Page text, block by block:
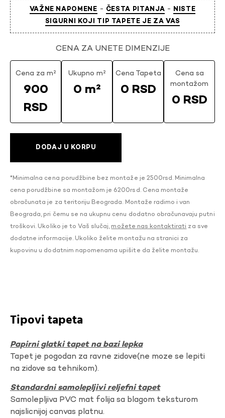
VAŽNE NAPOMENE - ČESTA PITANJA - NISTE
SIGURNI KOJI TIP TAPETE JE ZA VAS
CENA ZA UNETE DIMENZIJE
Cena za m²
900
RSD
Ukupno m²
0 m²
Cena Tapeta
0 RSD
Cena sa
montažom
0 RSD
DODAJ U KORPU
*Minimalna cena porudžbine bez montaže je 2500rsd. Minimalna
cena porudžbine sa montažom je 6200rsd. Cena montaže
obračunata je za teritoriju Beograda. Montaže radimo i van
Beograda, pri čemu se na ukupnu cenu dodatno obračunavaju putni
troškovi. Ukoliko je to Vaš slučaj, možete nas kontaktirati za sve
dodatne informacije. Ukoliko želite montažu na stranici za
kupovinu u dodatnim napomenama upišite da želite montažu.
Tipovi tapeta
Papirni glatki tapet na bazi lepka
Tapet je pogodan za ravne zidove(ne moze se lepiti
na zidove sa tehnikom).
Standardni samolepljivi reljefni tapet
Samolepljiva PVC mat folija sa blagom teksturom
najslicnijoj canvas platnu.